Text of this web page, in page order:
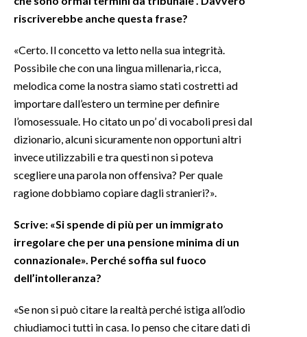
riscriverebbe anche questa frase?
«Certo. Il concetto va letto nella sua integrità.
Possibile che con una lingua millenaria, ricca,
melodica come la nostra siamo stati costretti ad
importare dall’estero un termine per definire
l’omosessuale. Ho citato un po’ di vocaboli presi dal
dizionario, alcuni sicuramente non opportuni altri
invece utilizzabili e tra questi non si poteva
scegliere una parola non offensiva? Per quale
ragione dobbiamo copiare dagli stranieri?».
Scrive: «Si spende di più per un immigrato
irregolare che per una pensione minima di un
connazionale». Perché soffia sul fuoco
dell’intolleranza?
«Se non si può citare la realtà perché istiga all’odio
chiudiamoci tutti in casa. Io penso che citare dati di